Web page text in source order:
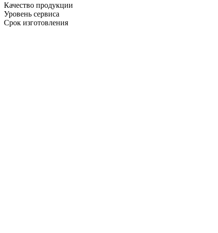
Качество продукции
Уровень сервиса
Срок изготовления